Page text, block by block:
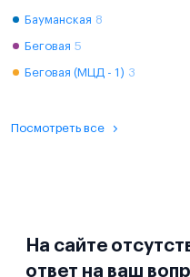
Бауманская 8
Беговая 5
Беговая (МЦД - 1) 3
Посмотреть все
На сайте
ответ на ваш